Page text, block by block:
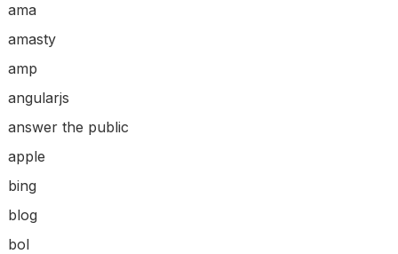
ama
amasty
amp
angularjs
answer the public
apple
bing
blog
bol